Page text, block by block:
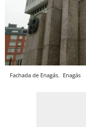
Fachada de Enagás. Enagás